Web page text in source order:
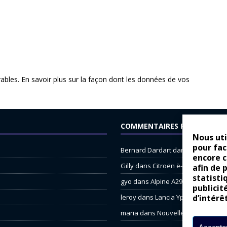
Nous
pour
encore
afin de
En savoir plus sur la façon dont les données de vos
COMMENTAIRES RÉCENTS
Bernard Dardartdans
Dacia
Gillydans Citroën ë-C3 : la
gyo dans Alpine A290 :
leroydans Lancia Ypsilon :
maria dans Nouvelle Opel Corsa :